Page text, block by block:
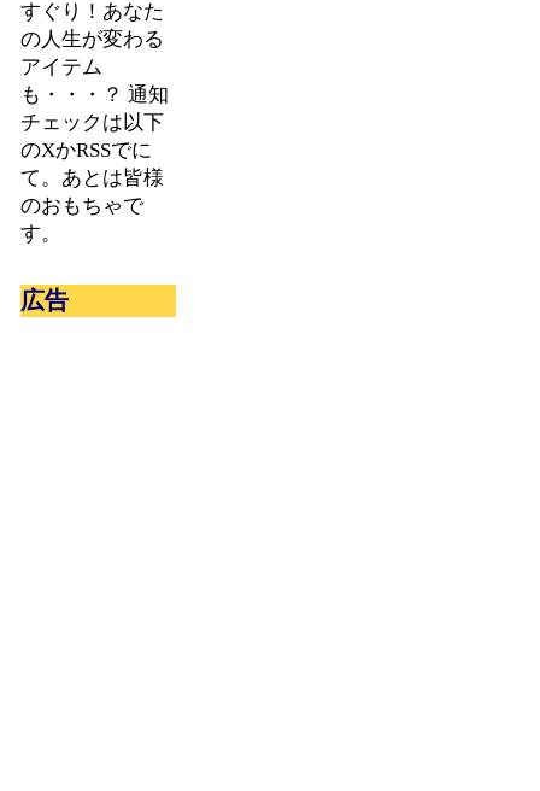
すぐり！あなた
の人生が変わる
アイテム
も・・・？ 通知
チェックは以下
のXかRSSでに
て。あとは皆様
のおもちゃで
す。
広告